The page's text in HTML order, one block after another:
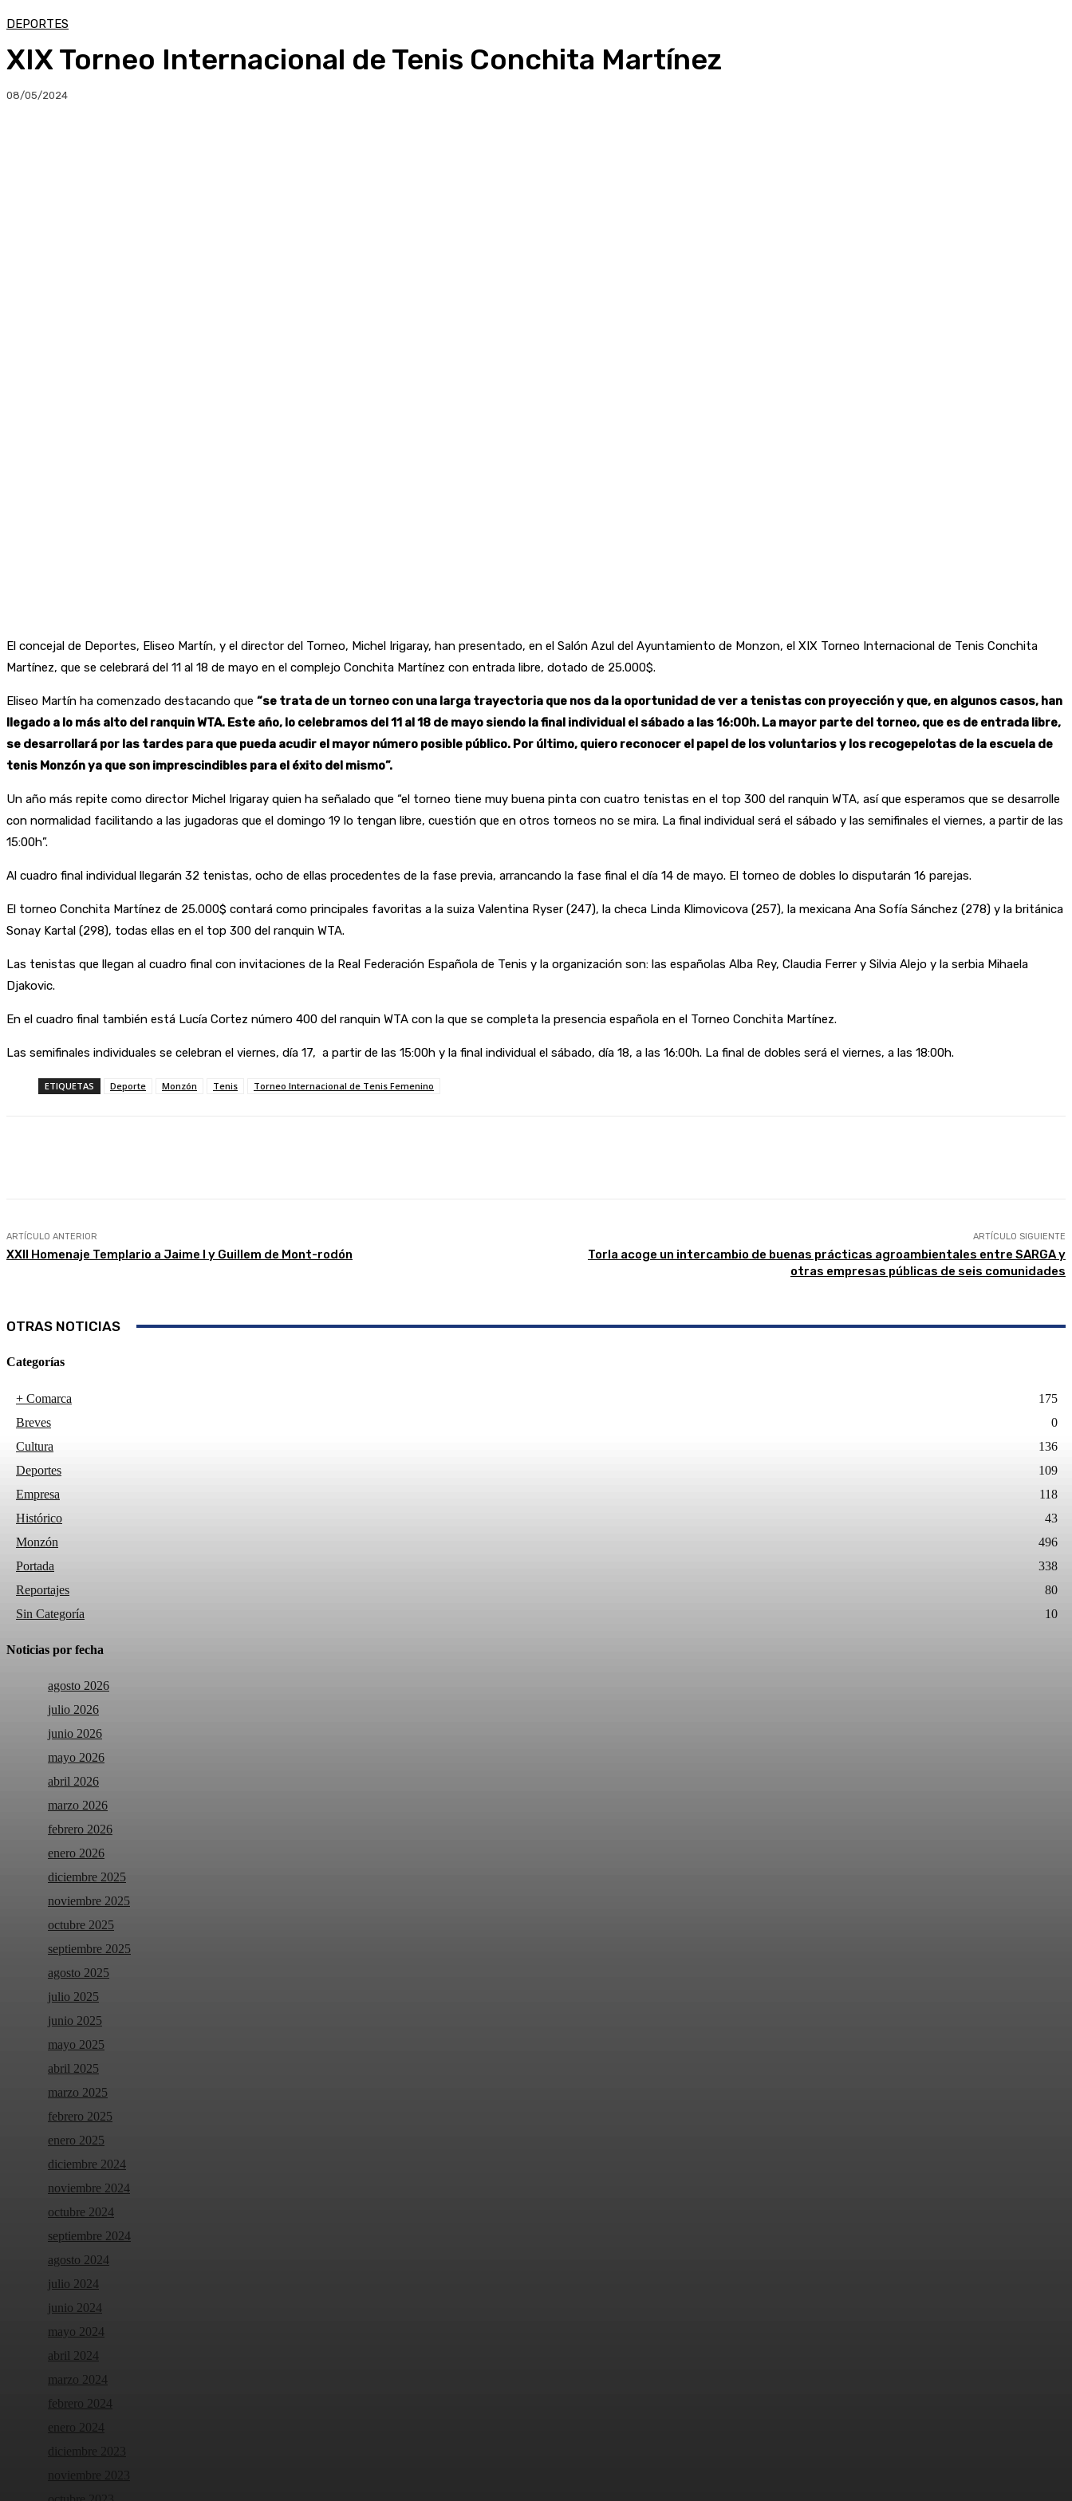
DEPORTES
XIX Torneo Internacional de Tenis Conchita Martínez
08/05/2024
El concejal de Deportes, Eliseo Martín, y el director del Torneo, Michel Irigaray, han presentado, en el Salón Azul del Ayuntamiento de Monzon, el XIX Torneo Internacional de Tenis Conchita
Martínez, que se celebrará del 11 al 18 de mayo en el complejo Conchita Martínez con entrada libre, dotado de 25.000$.
Eliseo Martín ha comenzado destacando que “se trata de un torneo con una larga trayectoria que nos da la oportunidad de ver a tenistas con proyección y que, en algunos casos, han
llegado a lo más alto del ranquin WTA. Este año, lo celebramos del 11 al 18 de mayo siendo la final individual el sábado a las 16:00h. La mayor parte del torneo, que es de entrada libre,
se desarrollará por las tardes para que pueda acudir el mayor número posible público. Por último, quiero reconocer el papel de los voluntarios y los recogepelotas de la escuela de
tenis Monzón ya que son imprescindibles para el éxito del mismo”.
Un año más repite como director Michel Irigaray quien ha señalado que “el torneo tiene muy buena pinta con cuatro tenistas en el top 300 del ranquin WTA, así que esperamos que se desarrolle
con normalidad facilitando a las jugadoras que el domingo 19 lo tengan libre, cuestión que en otros torneos no se mira. La final individual será el sábado y las semifinales el viernes, a partir de las
15:00h”.
Al cuadro final individual llegarán 32 tenistas, ocho de ellas procedentes de la fase previa, arrancando la fase final el día 14 de mayo. El torneo de dobles lo disputarán 16 parejas.
El torneo Conchita Martínez de 25.000$ contará como principales favoritas a la suiza Valentina Ryser (247), la checa Linda Klimovicova (257), la mexicana Ana Sofía Sánchez (278) y la británica
Sonay Kartal (298), todas ellas en el top 300 del ranquin WTA.
Las tenistas que llegan al cuadro final con invitaciones de la Real Federación Española de Tenis y la organización son: las españolas Alba Rey, Claudia Ferrer y Silvia Alejo y la serbia Mihaela
Djakovic.
En el cuadro final también está Lucía Cortez número 400 del ranquin WTA con la que se completa la presencia española en el Torneo Conchita Martínez.
Las semifinales individuales se celebran el viernes, día 17, a partir de las 15:00h y la final individual el sábado, día 18, a las 16:00h. La final de dobles será el viernes, a las 18:00h.
ETIQUETAS Deporte Monzón Tenis Torneo Internacional de Tenis Femenino
ARTÍCULO ANTERIOR
XXII Homenaje Templario a Jaime I y Guillem de Mont-rodón
ARTÍCULO SIGUIENTE
Torla acoge un intercambio de buenas prácticas agroambientales entre SARGA y
otras empresas públicas de seis comunidades
OTRAS NOTICIAS
Categorías
+ Comarca
175
Breves
0
Cultura
136
Deportes
109
Empresa
118
Histórico
43
Monzón
496
Portada
338
Reportajes
80
Sin Categoría
10
Noticias por fecha
agosto 2026
julio 2026
junio 2026
mayo 2026
abril 2026
marzo 2026
febrero 2026
enero 2026
diciembre 2025
noviembre 2025
octubre 2025
septiembre 2025
agosto 2025
julio 2025
junio 2025
mayo 2025
abril 2025
marzo 2025
febrero 2025
enero 2025
diciembre 2024
noviembre 2024
octubre 2024
septiembre 2024
agosto 2024
julio 2024
junio 2024
mayo 2024
abril 2024
marzo 2024
febrero 2024
enero 2024
diciembre 2023
noviembre 2023